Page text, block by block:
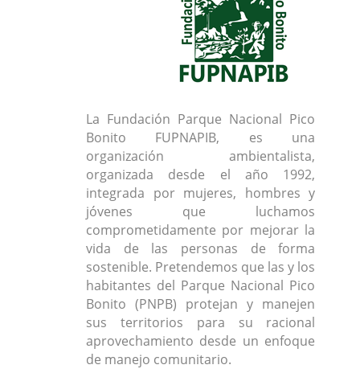
La Fundación Parque Nacional Pico
Bonito FUPNAPIB, es una
organización ambientalista,
organizada desde el año 1992,
integrada por mujeres, hombres y
jóvenes que luchamos
comprometidamente por mejorar la
vida de las personas de forma
sostenible. Pretendemos que las y los
habitantes del Parque Nacional Pico
Bonito (PNPB) protejan y manejen
sus territorios para su racional
aprovechamiento desde un enfoque
de manejo comunitario.